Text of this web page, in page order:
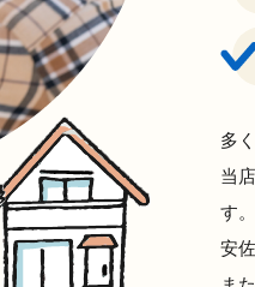
多
当
す
安